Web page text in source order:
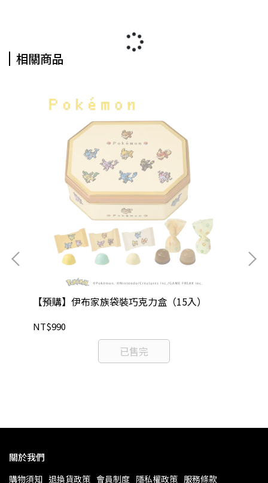
相關商品
【預購】伊布家族袋裝巧克力盒（15入）
NT$990
已售完
關於我們
購物須知 退換貨政策 會員制度 隱私權政策 服務條款